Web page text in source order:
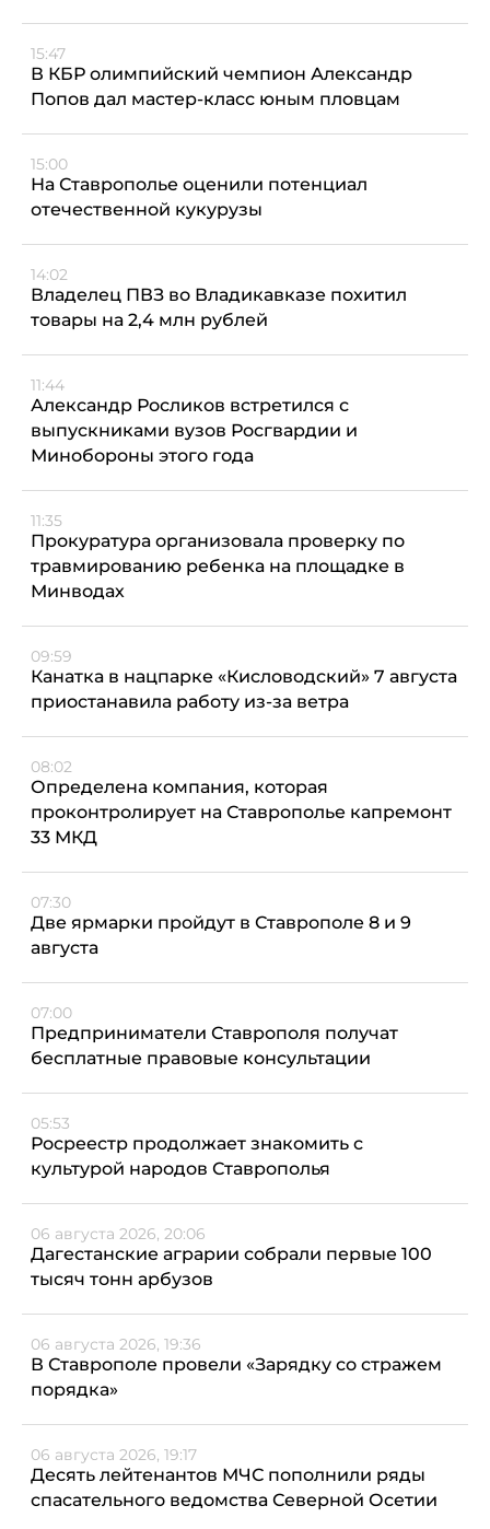
15:47
В КБР олимпийский чемпион Александр
Попов дал мастер-класс юным пловцам
15:00
На Ставрополье оценили потенциал
отечественной кукурузы
14:02
Владелец ПВЗ во Владикавказе похитил
товары на 2,4 млн рублей
11:44
Александр Росликов встретился с
выпускниками вузов Росгвардии и
Минобороны этого года
11:35
Прокуратура организовала проверку по
травмированию ребенка на площадке в
Минводах
09:59
Канатка в нацпарке «Кисловодский» 7 августа
приостанавила работу из-за ветра
08:02
Определена компания, которая
проконтролирует на Ставрополье капремонт
33 МКД
07:30
Две ярмарки пройдут в Ставрополе 8 и 9
августа
07:00
Предприниматели Ставрополя получат
бесплатные правовые консультации
05:53
Росреестр продолжает знакомить с
культурой народов Ставрополья
06 августа 2026, 20:06
Дагестанские аграрии собрали первые 100
тысяч тонн арбузов
06 августа 2026, 19:36
В Ставрополе провели «Зарядку со стражем
порядка»
06 августа 2026, 19:17
Десять лейтенантов МЧС пополнили ряды
спасательного ведомства Северной Осетии